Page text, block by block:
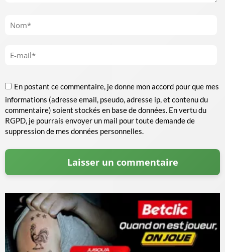
En postant ce commentaire, je donne mon accord pour que mes
informations (adresse email, pseudo, adresse ip, et contenu du
commentaire) soient stockés en base de données. En vertu du
RGPD, je pourrais envoyer un mail pour toute demande de
suppression de mes données personnelles.